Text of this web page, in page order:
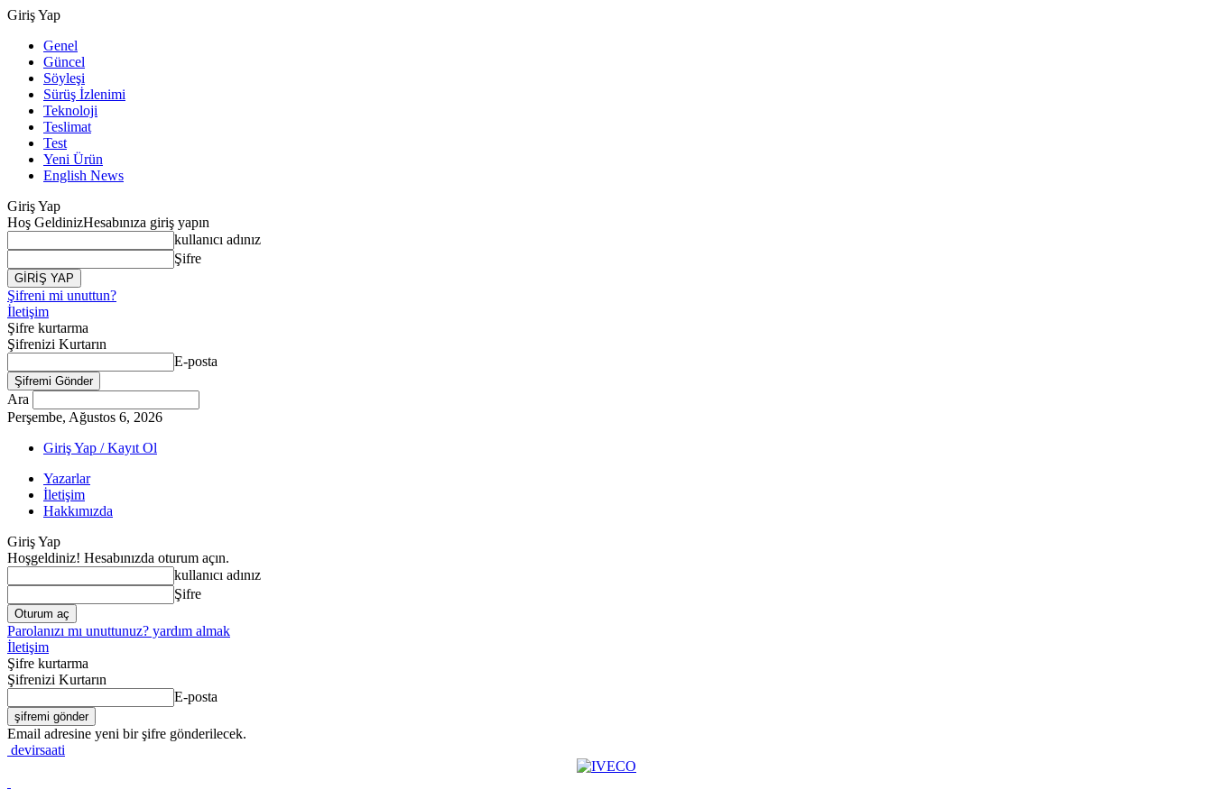
Giriş Yap
Genel
Güncel
Söyleşi
Sürüş İzlenimi
Teknoloji
Teslimat
Test
Yeni Ürün
English News
Giriş Yap
Hoş GeldinizHesabınıza giriş yapın
kullanıcı adınız
Şifre
Şifreni mi unuttun?
İletişim
Şifre kurtarma
Şifrenizi Kurtarın
E-posta
Ara
Perşembe, Ağustos 6, 2026
Giriş Yap / Kayıt Ol
Yazarlar
İletişim
Hakkımızda
Giriş Yap
Hoşgeldiniz! Hesabınızda oturum açın.
kullanıcı adınız
Şifre
Parolanızı mı unuttunuz? yardım almak
İletişim
Şifre kurtarma
Şifrenizi Kurtarın
E-posta
Email adresine yeni bir şifre gönderilecek.
devirsaati